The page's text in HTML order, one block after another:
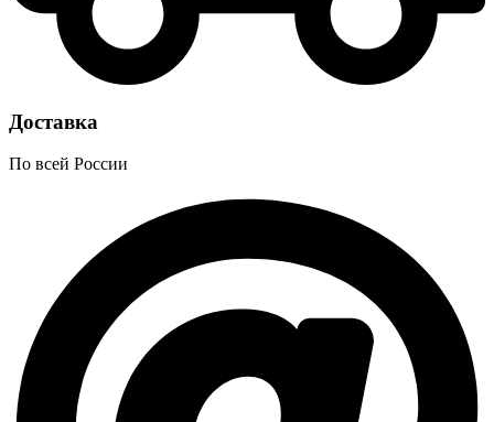
Доставка
По всей России